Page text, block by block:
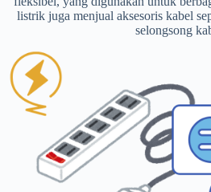
listrik juga menjual aksesoris kabel
selongsong